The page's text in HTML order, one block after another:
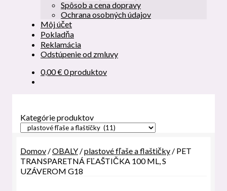
Spôsob a cena dopravy
Ochrana osobných údajov
Môj účet
Pokladňa
Reklamácia
Odstúpenie od zmluvy
0,00€0 produktov
Kategórie produktov
Domov /OBALY /plastové fľaše a flaštičky / PET
TRANSPARETNÁ FĽAŠTIČKA 100 ML, S
UZÁVEROM G18